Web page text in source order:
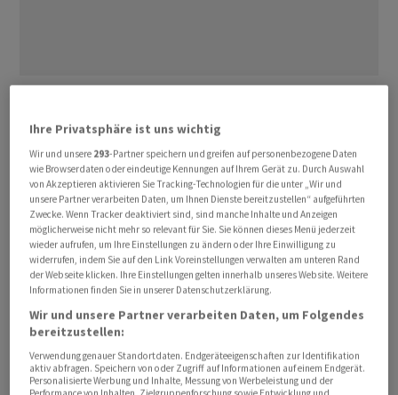
LEMum 16 Prozent auf 329.50 Franken. Damit sind sie
aber immer noch weit von den Kursniveaus aus dem
vergangenen Sommer bei rund 900 Franken entfernt.
Der Gesamtmarkt gemessen amSPIfällt derweil um 0,7
Prozent.
LEMzeigt nach Monaten rückläufiger Geschäfte erste
Stabilisierungstendenzen. Obwohl der Umsatz nach
neun Monaten nominal um 5,4 Prozent auf 218,4
Millionen Franken sank, lag er zu konstanten
jedoch der deutliche Aufschwung beim
Auftragseingang, der um 14,3 Prozent auf 215,5
Ihre Privatsphäre ist uns wichtig
Wir und unsere 293-Partner speichern und greifen auf personenbezogene Daten
wie Browserdaten oder eindeutige Kennungen auf Ihrem Gerät zu. Durch Auswahl
von Akzeptieren aktivieren Sie Tracking-Technologien für die unter „Wir und
unsere Partner verarbeiten Daten, um Ihnen Dienste bereitzustellen“ aufgeführten
Zwecke. Wenn Tracker deaktiviert sind, sind manche Inhalte und Anzeigen
möglicherweise nicht mehr so relevant für Sie. Sie können dieses Menü jederzeit
wieder aufrufen, um Ihre Einstellungen zu ändern oder Ihre Einwilligung zu
widerrufen, indem Sie auf den Link Voreinstellungen verwalten am unteren Rand
der Webseite klicken. Ihre Einstellungen gelten innerhalb unseres Website. Weitere
Informationen finden Sie in unserer Datenschutzerklärung.
Wir und unsere Partner verarbeiten Daten, um Folgendes
bereitzustellen:
Verwendung genauer Standortdaten. Endgeräteeigenschaften zur Identifikation
aktiv abfragen. Speichern von oder Zugriff auf Informationen auf einem Endgerät.
Personalisierte Werbung und Inhalte, Messung von Werbeleistung und der